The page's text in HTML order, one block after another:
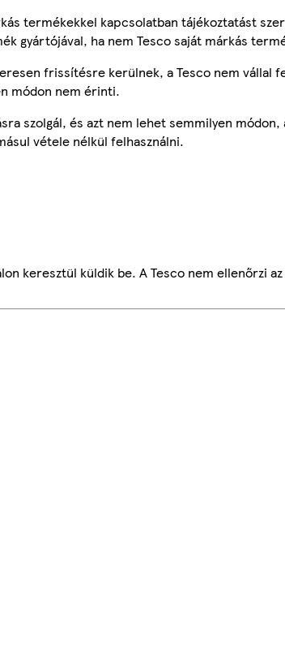
termékekkel kapcsolatban tájékoztatást
gyártójával, ha nem Tesco saját márkás
frissítésre kerülnek, a Tesco nem vállal
módon nem érinti.
szolgál, és azt nem lehet semmilyen
vétele nélkül felhasználni.
keresztül küldik be. A Tesco nem ellenőrzi